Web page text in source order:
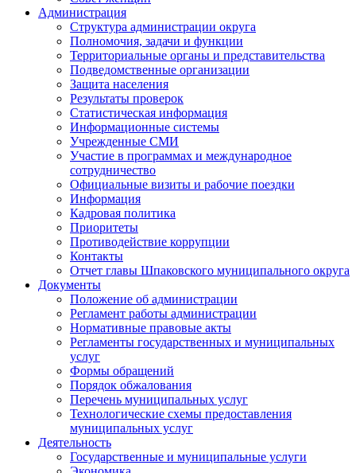
Администрация
Структура администрации округа
Полномочия, задачи и функции
Территориальные органы и представительства
Подведомственные организации
Защита населения
Результаты проверок
Статистическая информация
Информационные системы
Учрежденные СМИ
Участие в программах и международное
сотрудничество
Официальные визиты и рабочие поездки
Информация
Кадровая политика
Приоритеты
Противодействие коррупции
Контакты
Отчет главы Шпаковского муниципального округа
Документы
Положение об администрации
Регламент работы администрации
Нормативные правовые акты
Регламенты государственных и муниципальных
услуг
Формы обращений
Порядок обжалования
Перечень муниципальных услуг
Технологические схемы предоставления
муниципальных услуг
Деятельность
Государственные и муниципальные услуги